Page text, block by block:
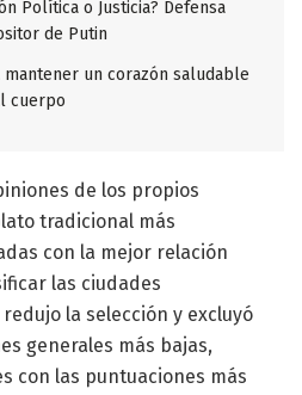
Política o Justicia? Defensa
de Putin
mantener un corazón saludable
cuerpo
de los propios
tradicional más
con la mejor relación
las ciudades
la selección y excluyó
generales más bajas,
con las puntuaciones más